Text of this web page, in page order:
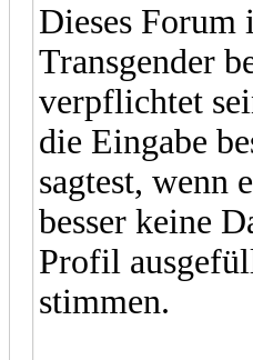
Dieses Forum
Transgender
verpflichtet
die Eingabe
sagtest, wenn
besser keine
Profil
stimmen.